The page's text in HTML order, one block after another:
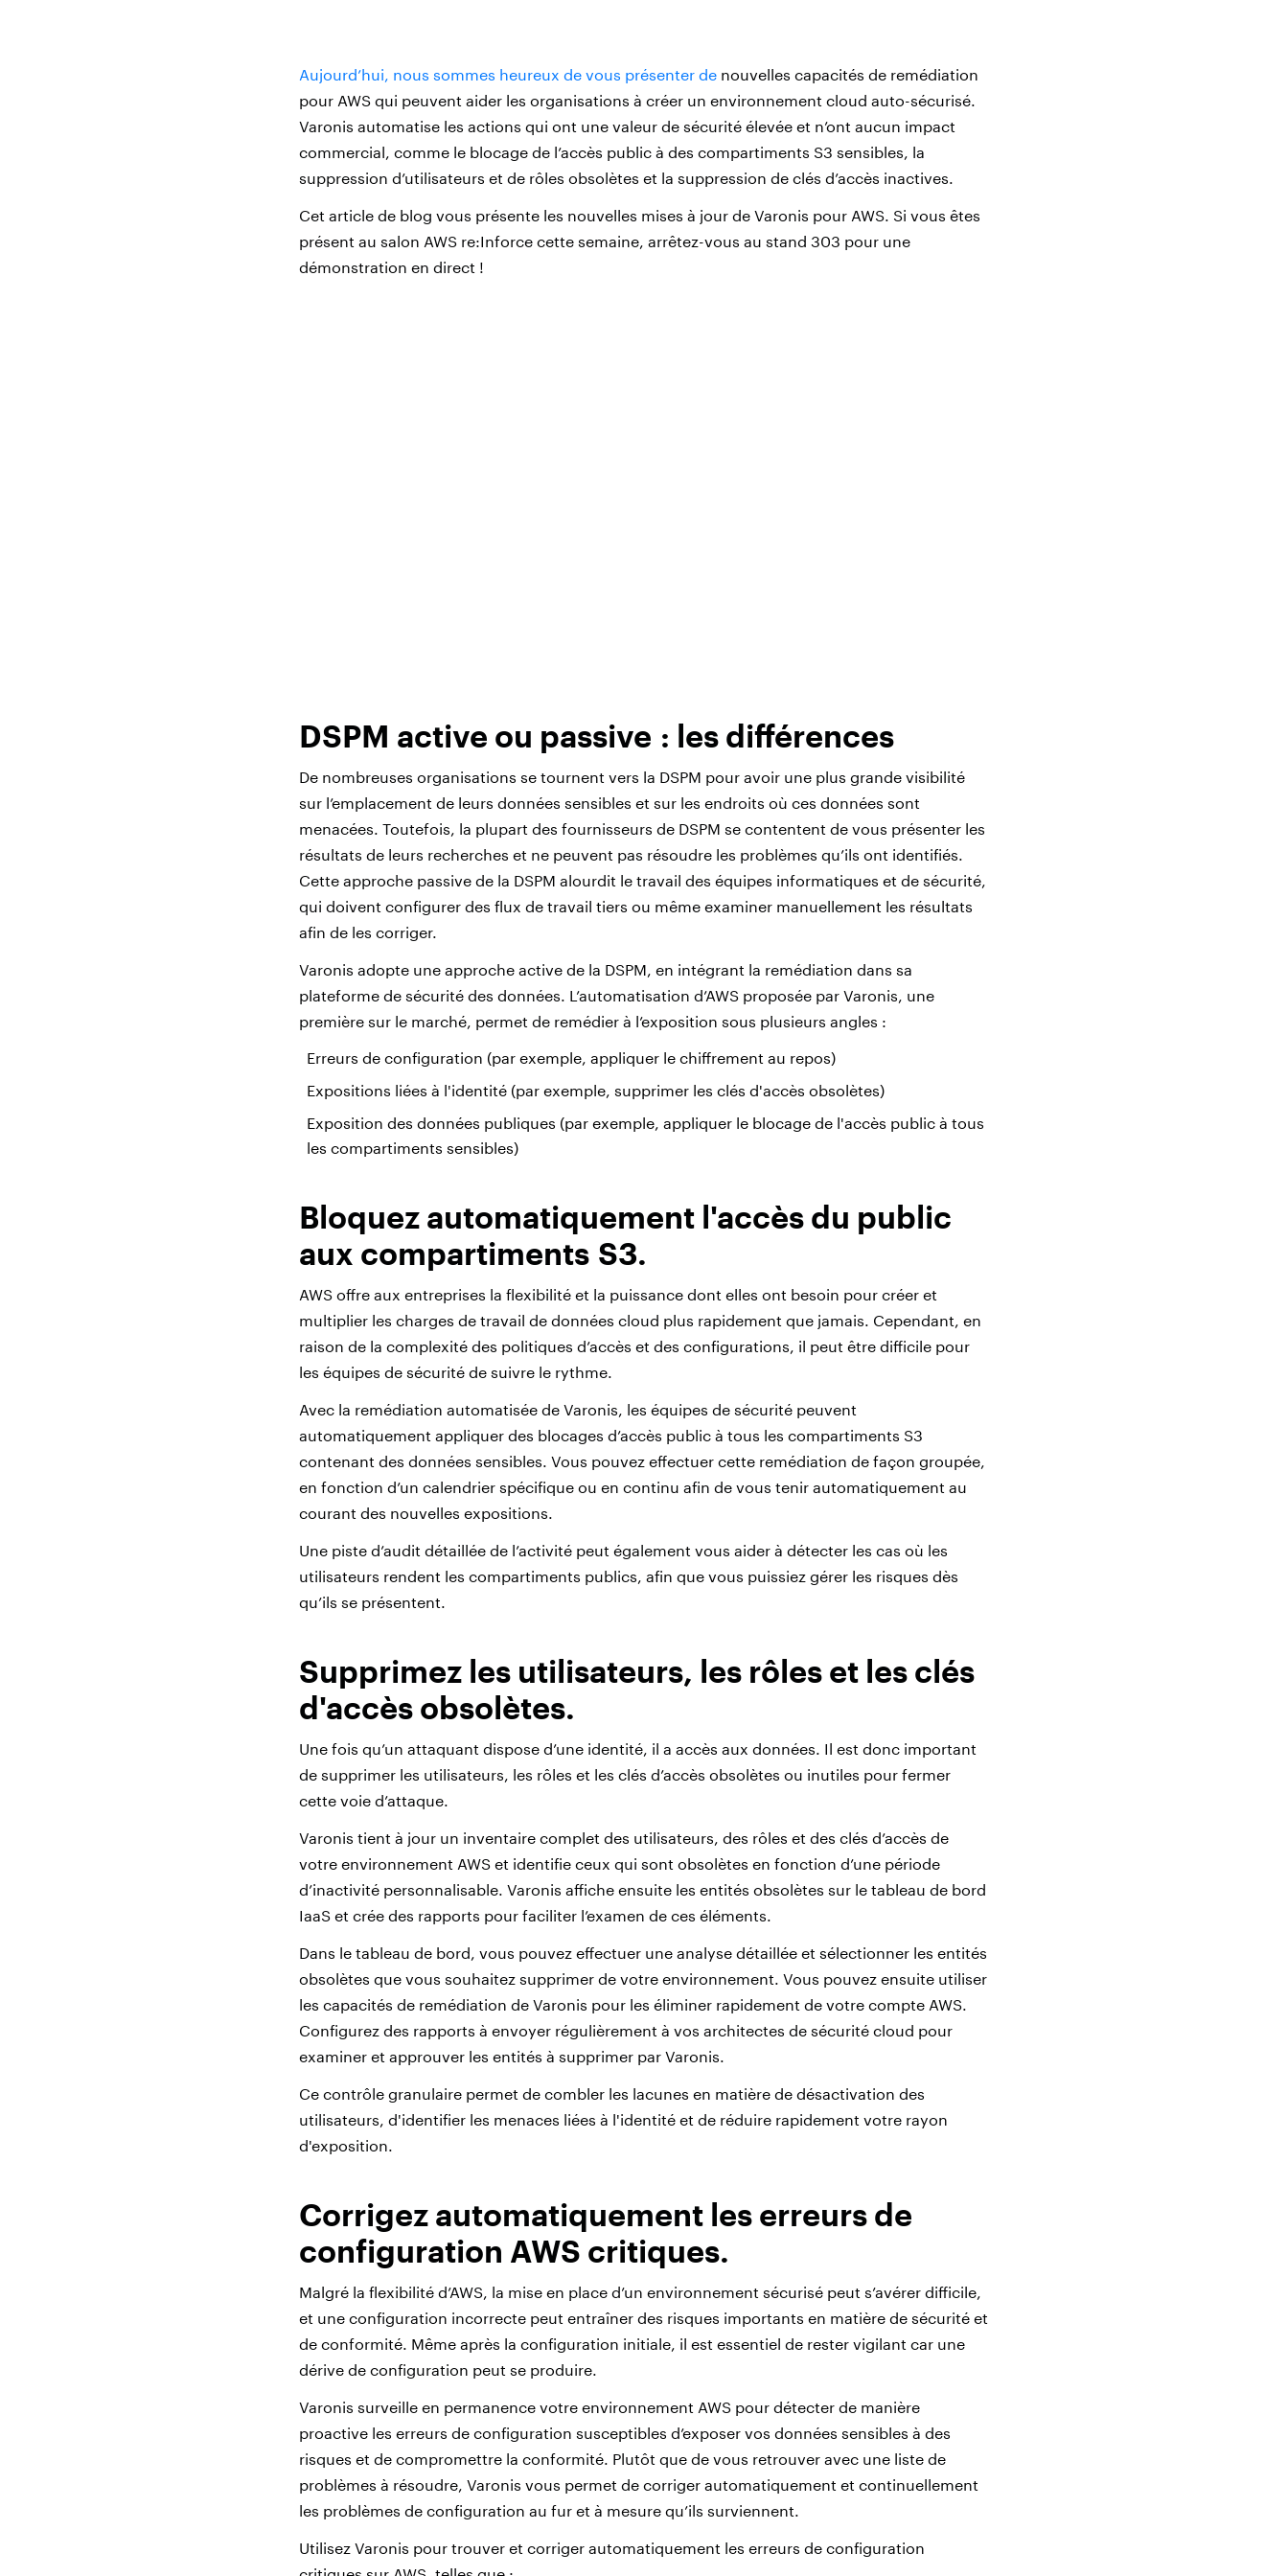
Aujourd’hui, nous sommes heureux de vous présenter de nouvelles capacités de remédiation
pour AWS qui peuvent aider les organisations à créer un environnement cloud auto-sécurisé.
Varonis automatise les actions qui ont une valeur de sécurité élevée et n’ont aucun impact
commercial, comme le blocage de l’accès public à des compartiments S3 sensibles, la
suppression d’utilisateurs et de rôles obsolètes et la suppression de clés d’accès inactives.
Cet article de blog vous présente les nouvelles mises à jour de Varonis pour AWS. Si vous êtes
présent au salon AWS re:Inforce cette semaine, arrêtez-vous au stand 303 pour une
démonstration en direct !
DSPM active ou passive : les différences
De nombreuses organisations se tournent vers la DSPM pour avoir une plus grande visibilité
sur l’emplacement de leurs données sensibles et sur les endroits où ces données sont
menacées. Toutefois, la plupart des fournisseurs de DSPM se contentent de vous présenter les
résultats de leurs recherches et ne peuvent pas résoudre les problèmes qu’ils ont identifiés.
Cette approche passive de la DSPM alourdit le travail des équipes informatiques et de sécurité,
qui doivent configurer des flux de travail tiers ou même examiner manuellement les résultats
afin de les corriger.
Varonis adopte une approche active de la DSPM, en intégrant la remédiation dans sa
plateforme de sécurité des données. L’automatisation d’AWS proposée par Varonis, une
première sur le marché, permet de remédier à l’exposition sous plusieurs angles :
Erreurs de configuration (par exemple, appliquer le chiffrement au repos)
Expositions liées à l'identité (par exemple, supprimer les clés d'accès obsolètes)
Exposition des données publiques (par exemple, appliquer le blocage de l'accès public à tous
les compartiments sensibles)
Bloquez automatiquement l'accès du public
aux compartiments S3.
AWS offre aux entreprises la flexibilité et la puissance dont elles ont besoin pour créer et
multiplier les charges de travail de données cloud plus rapidement que jamais. Cependant, en
raison de la complexité des politiques d’accès et des configurations, il peut être difficile pour
les équipes de sécurité de suivre le rythme.
Avec la remédiation automatisée de Varonis, les équipes de sécurité peuvent
automatiquement appliquer des blocages d’accès public à tous les compartiments S3
contenant des données sensibles. Vous pouvez effectuer cette remédiation de façon groupée,
en fonction d’un calendrier spécifique ou en continu afin de vous tenir automatiquement au
courant des nouvelles expositions.
Une piste d’audit détaillée de l’activité peut également vous aider à détecter les cas où les
utilisateurs rendent les compartiments publics, afin que vous puissiez gérer les risques dès
qu’ils se présentent.
Supprimez les utilisateurs, les rôles et les clés
d'accès obsolètes.
Une fois qu’un attaquant dispose d’une identité, il a accès aux données. Il est donc important
de supprimer les utilisateurs, les rôles et les clés d’accès obsolètes ou inutiles pour fermer
cette voie d’attaque.
Varonis tient à jour un inventaire complet des utilisateurs, des rôles et des clés d’accès de
votre environnement AWS et identifie ceux qui sont obsolètes en fonction d’une période
d’inactivité personnalisable. Varonis affiche ensuite les entités obsolètes sur le tableau de bord
IaaS et crée des rapports pour faciliter l’examen de ces éléments.
Dans le tableau de bord, vous pouvez effectuer une analyse détaillée et sélectionner les entités
obsolètes que vous souhaitez supprimer de votre environnement. Vous pouvez ensuite utiliser
les capacités de remédiation de Varonis pour les éliminer rapidement de votre compte AWS.
Configurez des rapports à envoyer régulièrement à vos architectes de sécurité cloud pour
examiner et approuver les entités à supprimer par Varonis.
Ce contrôle granulaire permet de combler les lacunes en matière de désactivation des
utilisateurs, d'identifier les menaces liées à l'identité et de réduire rapidement votre rayon
d'exposition.
Corrigez automatiquement les erreurs de
configuration AWS critiques.
Malgré la flexibilité d’AWS, la mise en place d’un environnement sécurisé peut s’avérer difficile,
et une configuration incorrecte peut entraîner des risques importants en matière de sécurité et
de conformité. Même après la configuration initiale, il est essentiel de rester vigilant car une
dérive de configuration peut se produire.
Varonis surveille en permanence votre environnement AWS pour détecter de manière
proactive les erreurs de configuration susceptibles d’exposer vos données sensibles à des
risques et de compromettre la conformité. Plutôt que de vous retrouver avec une liste de
problèmes à résoudre, Varonis vous permet de corriger automatiquement et continuellement
les problèmes de configuration au fur et à mesure qu’ils surviennent.
Utilisez Varonis pour trouver et corriger automatiquement les erreurs de configuration